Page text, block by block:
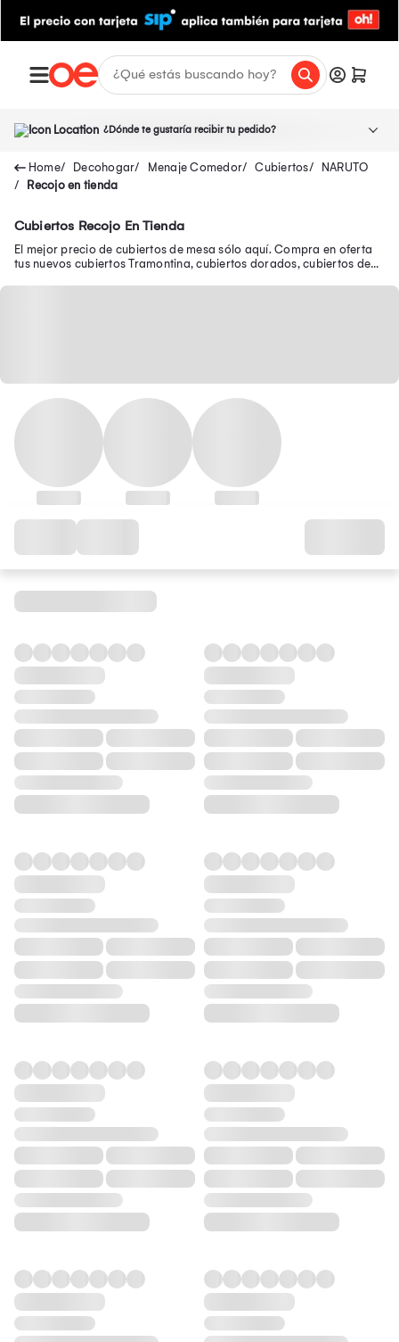
¿Dónde te gustaría recibir tu pedido?
Decohogar Menaje Comedor Cubiertos
NARUTO
Recojo en tienda
Cubiertos Recojo En Tienda
El mejor precio de cubiertos de mesa sólo aquí. Compra en oferta
tus nuevos cubiertos Tramontina, cubiertos dorados, cubiertos de